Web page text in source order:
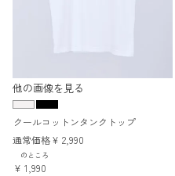
他の画像を見る
クールコットンタンクトップ
通常価格¥ 2,990
のところ
¥ 1,990